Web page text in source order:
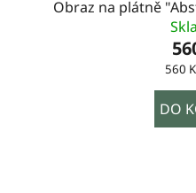
Obraz na plátně
560
DO